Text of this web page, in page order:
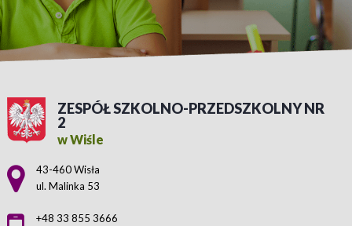
ZESPÓŁ SZKOLNO-PRZEDSZKOLNY NR
2
w Wiśle
Adres pocztowy:
43-460 Wisła
ul. Malinka 53
+48 33 855 3666